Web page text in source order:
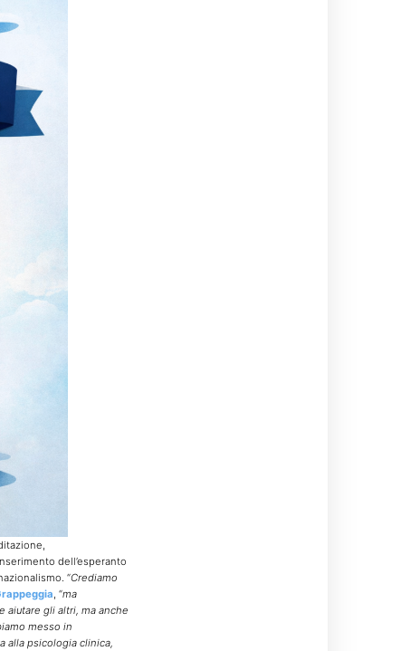
dell’esperanto
“Crediamo
, “ma
aiutare gli altri, ma anche
messo in
alla psicologia clinica,